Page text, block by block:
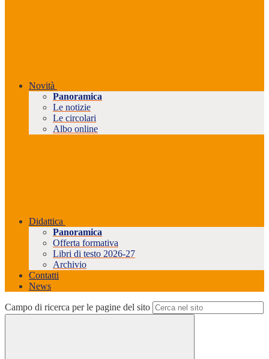
Novità
Panoramica
Le notizie
Le circolari
Albo online
Didattica
Panoramica
Offerta formativa
Libri di testo 2026-27
Archivio
Contatti
News
Campo di ricerca per le pagine del sito